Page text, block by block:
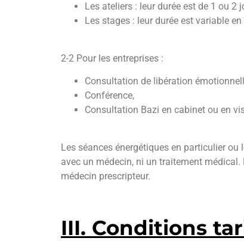
Les ateliers : leur durée est de 1 ou
Les stages : leur durée est variable
2-2 Pour les entreprises :
Consultation de libération
Conférence,
Consultation Bazi en cabinet ou en
Les séances énergétiques en particulier
avec un médecin, ni un traitement médical.
médecin prescripteur.
III. Conditions